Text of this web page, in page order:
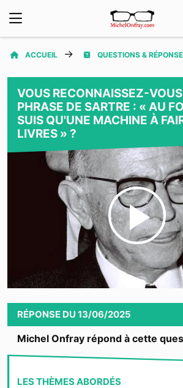
ACCUEIL QUESTIONS &
VOUS RECONNAISSEZ-
PHRASE DE SARTRE : « AU
SUIS QU'UNE MACHINE À
LIVRES » ?
RÉPONSE DU 13/06/2025
Michel Onfray répond à cette
LES THÈMES ABORDÉS